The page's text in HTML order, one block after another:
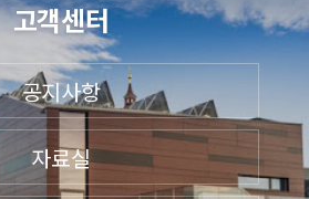
고객센터
공지사항
자료실